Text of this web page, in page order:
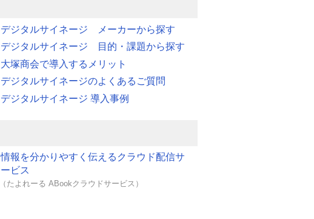
デジタルサイネージ メーカーから探す
デジタルサイネージ 目的・課題から探す
大塚商会で導入するメリット
デジタルサイネージのよくあるご質問
デジタルサイネージ 導入事例
情報を分かりやすく伝えるクラウド配信サ
ービス
（たよれーる ABookクラウドサービス）